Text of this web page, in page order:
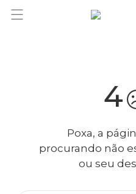
você merece 30% OFF pra
4
Poxa, a
procurando não
ou seu